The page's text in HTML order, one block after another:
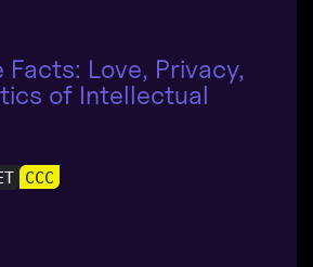
Facts: Love, Privacy,
of Intellectual
CCC